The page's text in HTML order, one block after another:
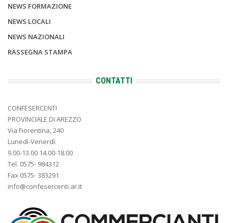
NEWS FORMAZIONE
NEWS LOCALI
NEWS NAZIONALI
RASSEGNA STAMPA
CONTATTI
CONFESERCENTI
PROVINCIALE DI AREZZO
Via Fiorentina, 240
Lunedì-Venerdì:
9.00-13.00 14.00-18.00
Tel. 0575- 984312
Fax 0575- 383291
info@confesercenti.ar.it